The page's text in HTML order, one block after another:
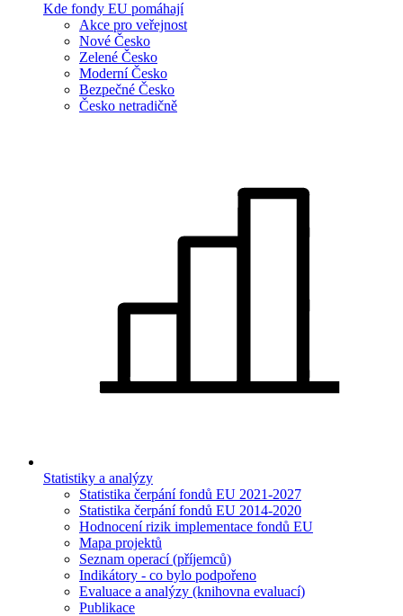
Kde fondy EU pomáhají
Akce pro veřejnost
Nové Česko
Zelené Česko
Moderní Česko
Bezpečné Česko
Česko netradičně
Statistiky a analýzy
Statistika čerpání fondů EU 2021-2027
Statistika čerpání fondů EU 2014-2020
Hodnocení rizik implementace fondů EU
Mapa projektů
Seznam operací (příjemců)
Indikátory - co bylo podpořeno
Evaluace a analýzy (knihovna evaluací)
Publikace